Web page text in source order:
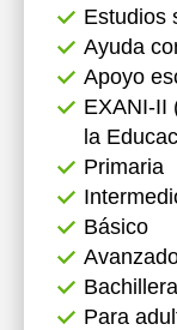
Estudios
Ayuda
Apoyo
EXANI-II
la
Primaria
Básico
Para